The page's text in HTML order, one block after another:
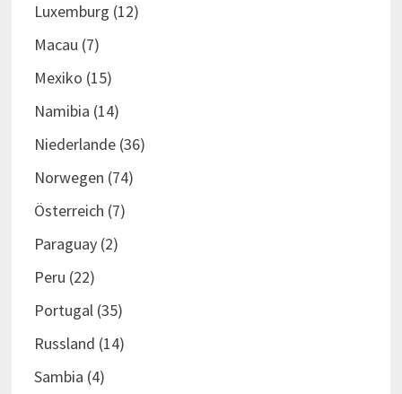
Luxemburg (12)
Macau (7)
Mexiko (15)
Namibia (14)
Niederlande(36)
Norwegen (74)
Österreich (7)
Paraguay(2)
Peru (22)
Portugal(35)
Russland (14)
Sambia (4)